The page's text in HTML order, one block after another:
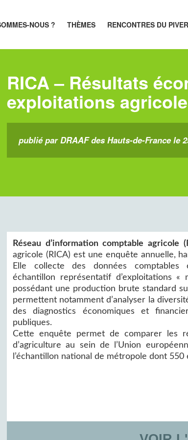
NOUS ? THÈMES RENCONTRES DU PIVER
RICA – Résultats
exploitations
publié par DRAAF des Hauts-de-France le
Réseau d’information comptable agricole
agricole (RICA) est une enquête annuelle,
Elle collecte des données comptables
échantillon représentatif d’exploitations
possédant une production brute standard
permettent notamment d’analyser la
des diagnostics économiques et
publiques.
Cette enquête permet de comparer les
d’agriculture au sein de l’Union
l’échantillon national de métropole dont